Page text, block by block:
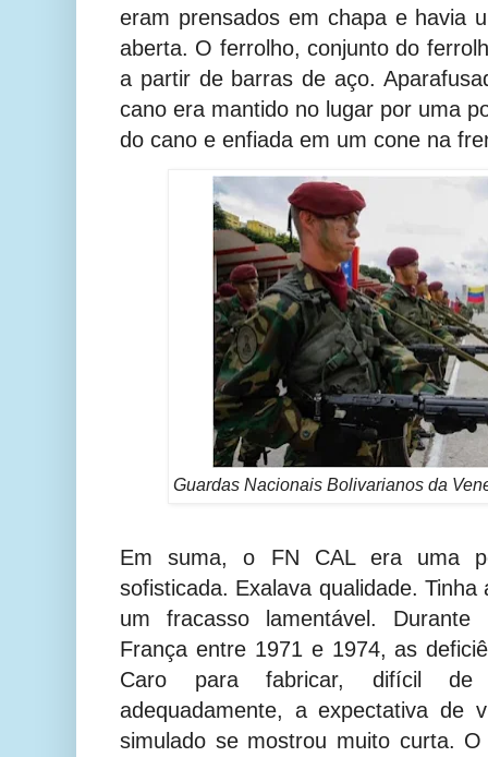
eram prensados em chapa e havia
aberta. O ferrolho, conjunto do
a partir de barras de aço.
cano era mantido no lugar por uma
do cano e enfiada em um cone na
Guardas Nacionais Bolivarianos da
Em suma, o FN CAL era uma
sofisticada. Exalava qualidade.
um fracasso lamentável.
França entre 1971 e 1974, as
Caro para fabricar, difícil de
adequadamente, a expectativa de
simulado se mostrou muito curta.